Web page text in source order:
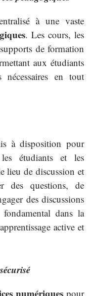
à une vaste
. Les cours, les
de formation
aux étudiants
en tout
à disposition pour
étudiants et les
lieu de discussion et
des questions, de
des discussions
dans la
active et
pour